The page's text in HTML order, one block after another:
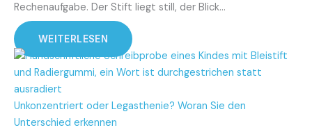
Rechenaufgabe. Der Stift liegt still, der Blick…
WEITERLESEN
Unkonzentriert oder Legasthenie? Woran Sie den
Unterschied erkennen